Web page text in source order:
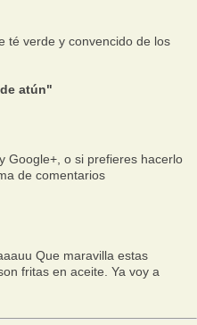
té verde y convencido de los
atún"
Google+, o si prefieres hacerlo
de comentarios
Que maravilla estas
fritas en aceite. Ya voy a